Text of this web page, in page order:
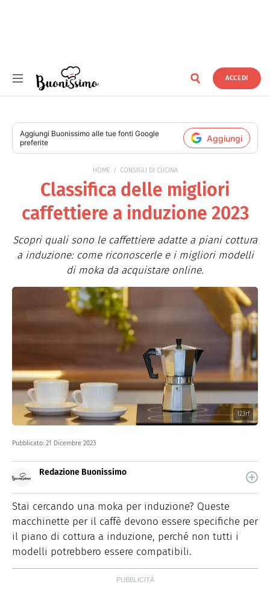
ACCEDI
Aggiungi Buonissimo alle tue fonti Google
preferite
Aggiungi
HOME CONSIGLI DI CUCINA
Classifica delle migliori
caffettiere a induzione 2023
Scopri quali sono le caffettiere adatte a piani cottura
a induzione: come riconoscerle e i migliori modelli
di moka da acquistare online.
123rf
Pubblicato: 21 Dicembre 2023
Redazione Buonissimo
quale trovi idee veloci, facili e spiegate passo passo.
Stai cercando una moka per induzione? Queste
macchinette per il caffè devono essere specifiche per
il piano di cottura a induzione, perché non tutti i
modelli potrebbero essere compatibili.